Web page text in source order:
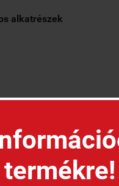
alkatrészek